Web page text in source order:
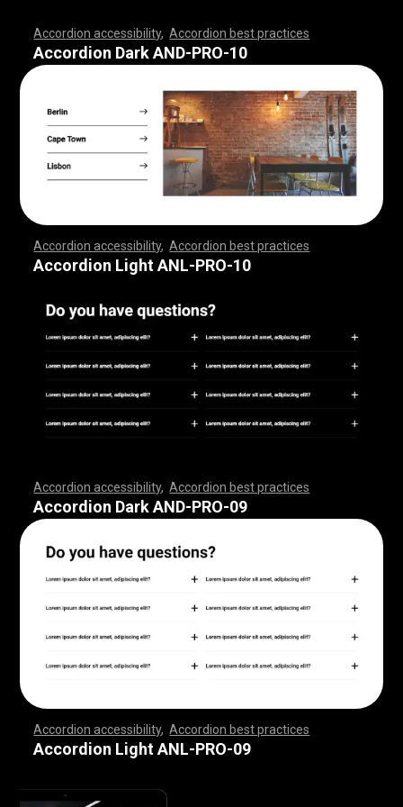
Accordion accessibility ,Accordion best practices
,,,,,,,,,,,,,,,,,,,,,,,, ,,,,,,,,,,,,,,,,,,,,,,,,,,,
,,,,,,,,,,,,,,,,,,,,,,,, ,,
Accordion Dark AND-PRO-10
Accordion accessibility ,Accordion best practices
,,,,,,,,,,,,,,,,,,,,,,,, ,,,,,,,,,,,,,,,,,,,,,,,,,,,
,,,,,,,,,,,,,,,,,,,,,,,, ,,
Accordion Light ANL-PRO-10
Accordion accessibility ,Accordion best practices
,,,,,,,,,,,,,,,,,,,,,,,, ,,,,,,,,,,,,,,,,,,,,,,,,,,,
,,,,,,,,,,,,,,,,,,,,,,,, ,,
Accordion Dark AND-PRO-09
Accordion accessibility ,Accordion best practices
,,,,,,,,,,,,,,,,,,,,,,,, ,,,,,,,,,,,,,,,,,,,,,,,,,,,
,,,,,,,,,,,,,,,,,,,,,,,, ,,
Accordion Light ANL-PRO-09